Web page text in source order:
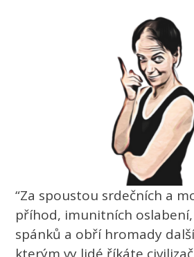
“Za spoustou srdečních a
příhod, imunitních
spánků a obří hromady
kterým vy lidé říkáte